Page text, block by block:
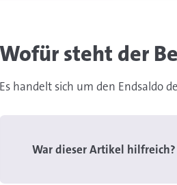
Wofür steht der
Es handelt sich um den Endsaldo
War dieser Artikel hilfreich?